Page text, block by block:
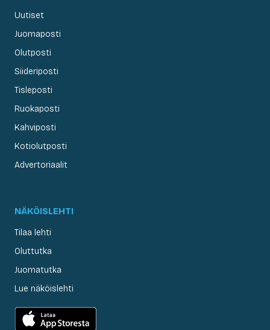
Uutiset
Juomaposti
Olutposti
Siideriposti
Tisleposti
Ruokaposti
Kahviposti
Kotiolutposti
Advertoriaalit
NÄKÖISLEHTI
Tilaa lehti
Oluttutka
Juomatutka
Lue näköislehti